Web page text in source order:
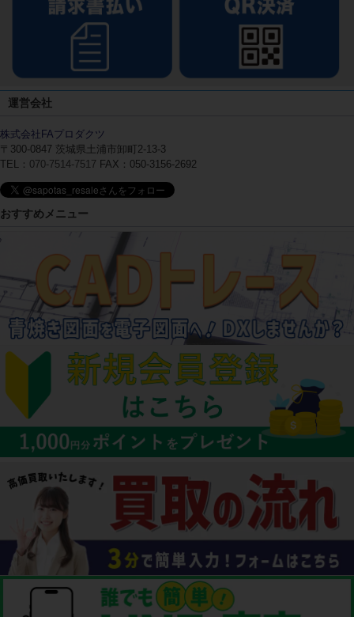
運営会社
株式会社FAプロダクツ
〒300-0847 茨城県土浦市卸町2-13-3
TEL： 070-7514-7517 FAX：050-3156-2692
おすすめメニュー